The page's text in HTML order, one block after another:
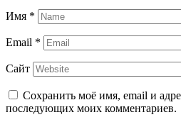
Имя *
Email *
Сайт
Сохранить моё имя, email и
последующих моих комментариев.